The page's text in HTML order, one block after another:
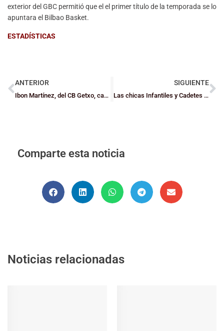
exterior del GBC permitió que el el primer título de la temporada se lo
apuntara el Bilbao Basket.
ESTADÍSTICAS
ANTERIOR
Ibon Martínez, del CB Getxo, campeón de Europa de Baloncesto para sordos U20
SIGUIENTE
Las chicas Infantiles y Cadetes de Bizkaia cierran su paso por el CPT
Comparte esta noticia
Noticias relacionadas